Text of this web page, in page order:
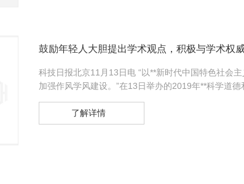
鼓励年轻人大胆提出学术观点，积极与学术权
科技日报北京11月13日电 “以**新时代中国特色社会
加强作风学风建设。”在13日举办的2019年**科学道
了解详情